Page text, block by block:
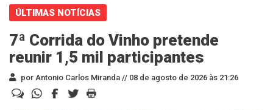
ÚLTIMAS NOTÍCIAS
7ª Corrida do Vinho pretende
reunir 1,5 mil participantes
por Antonio Carlos Miranda // 08 de agosto de 2026 às 21:26